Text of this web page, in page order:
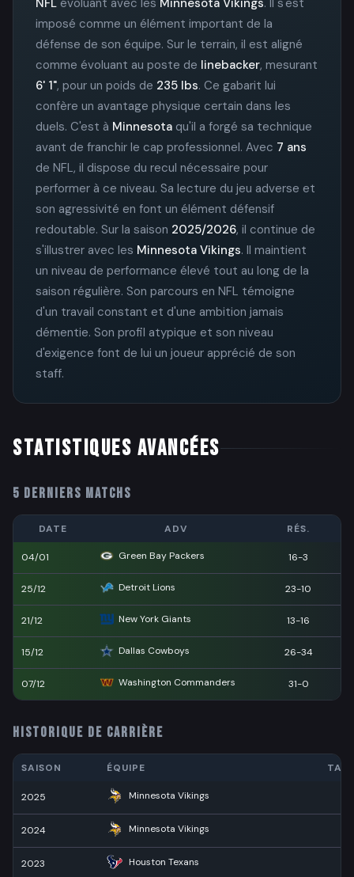
imposé comme un élément important de la
défense de son équipe. Sur le terrain, il est aligné
comme évoluant au poste de linebacker, mesurant
6' 1", pour un poids de 235 lbs. Ce gabarit lui
confère un avantage physique certain dans les
duels. C'est à Minnesota qu'il a forgé sa technique
avant de franchir le cap professionnel. Avec 7 ans
de NFL, il dispose du recul nécessaire pour
performer à ce niveau. Sa lecture du jeu adverse et
son agressivité en font un élément défensif
redoutable. Sur la saison 2025/2026, il continue de
s'illustrer avec les Minnesota Vikings. Il maintient
un niveau de performance élevé tout au long de la
saison régulière. Son parcours en NFL témoigne
d'un travail constant et d'une ambition jamais
démentie. Son profil atypique et son niveau
d'exigence font de lui un joueur apprécié de son
staff.
STATISTIQUES AVANCÉES
5 DERNIERS MATCHS
DATE ADV RÉS.
04/01 Green Bay Packers 16-3
25/12 Detroit Lions 23-10
21/12 New York Giants 13-16
15/12 Dallas Cowboys 26-34
07/12 Washington Commanders 31-0
HISTORIQUE DE CARRIÈRE
SAISON ÉQUIPE
2025 Minnesota Vikings
2024 Minnesota Vikings
2023 Houston Texans